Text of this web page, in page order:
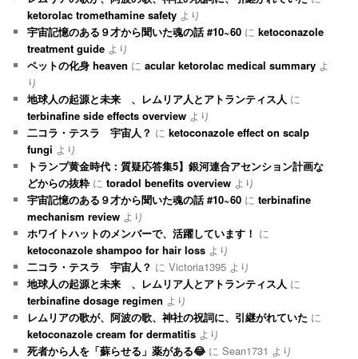
ketorolac tromethamine safety より
宇宙記憶のある９才から聞いた魂の話 #10~60 にketoconazole
treatment guide より
ペットの化身 heaven にacular ketorolac medical summary よ
り
地球人の起源と未来 、レムリア人とアトランティス人 に
terbinafine side effects overview より
二コラ・テスラ 宇宙人？ にketoconazole effect on scalp
fungi より
トランプ黄金時代：質疑応答集5】銀河連合アセンション計画な
どからの抜粋 にtoradol benefits overview より
宇宙記憶のある９才から聞いた魂の話 #10~60 にterbinafine
mechanism review より
ホワイトハットのメンバーで、活躍しています！ に
ketoconazole shampoo for hair loss より
二コラ・テスラ 宇宙人？ にVictoria1395 より
地球人の起源と未来 、レムリア人とアトランティス人 に
terbinafine dosage regimen より
レムリアの歌が、阿波の歌、神社の祝詞に、引継がれていた に
ketoconazole cream for dermatitis より
死者から人を「蘇らせる」薬がある😂 にSean1731 より